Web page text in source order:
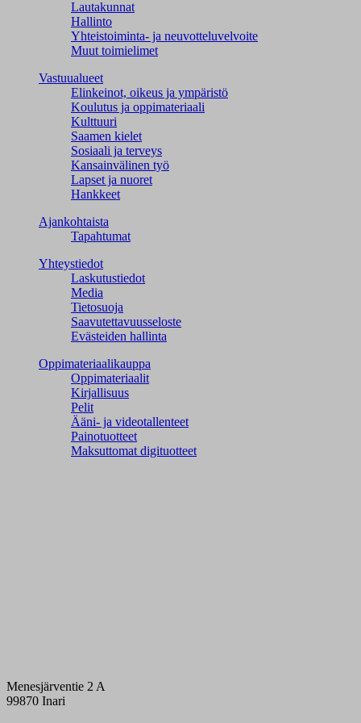
Lautakunnat
Hallinto
Yhteistoiminta- ja neuvotteluvelvoite
Muut toimielimet
Vastuualueet
Elinkeinot, oikeus ja ympäristö
Koulutus ja oppimateriaali
Kulttuuri
Saamen kielet
Sosiaali ja terveys
Kansainvälinen työ
Lapset ja nuoret
Hankkeet
Ajankohtaista
Tapahtumat
Yhteystiedot
Laskutustiedot
Media
Tietosuoja
Saavutettavuusseloste
Evästeiden hallinta
Oppimateriaalikauppa
Oppimateriaalit
Kirjallisuus
Pelit
Ääni- ja videotallenteet
Painotuotteet
Maksuttomat digituotteet
Menesjärventie 2 A
99870 Inari